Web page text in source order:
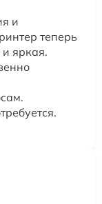
и
теперь
и яркая.